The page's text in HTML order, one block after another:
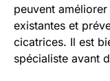
peuvent
existantes et
cicatrices. Il est
spécialiste avant